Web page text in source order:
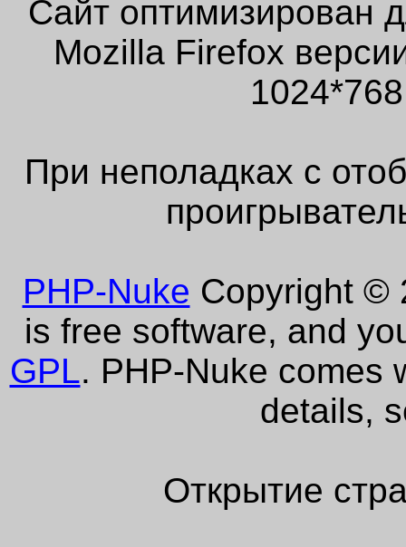
Сайт оптимизирован
Mozilla Firefox
При неполадках с
PHP-Nuke Copyright ©
is free software, and
GPL. PHP-Nuke comes
details,
Открытие